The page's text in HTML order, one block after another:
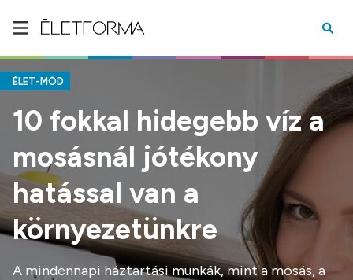
ÉLET-MÓD
10 fokkal hidegebb víz a
mosásnál jótékony
hatással van a
környezetünkre
A mindennapi háztartási munkák, mint a mosás, a